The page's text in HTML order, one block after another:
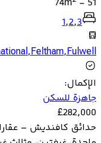
51
-
74m
1,2,3
,Feltham,Fulwell
الإكمال:
جاهزة للسكن
£282,000
حدائق كافنديش –